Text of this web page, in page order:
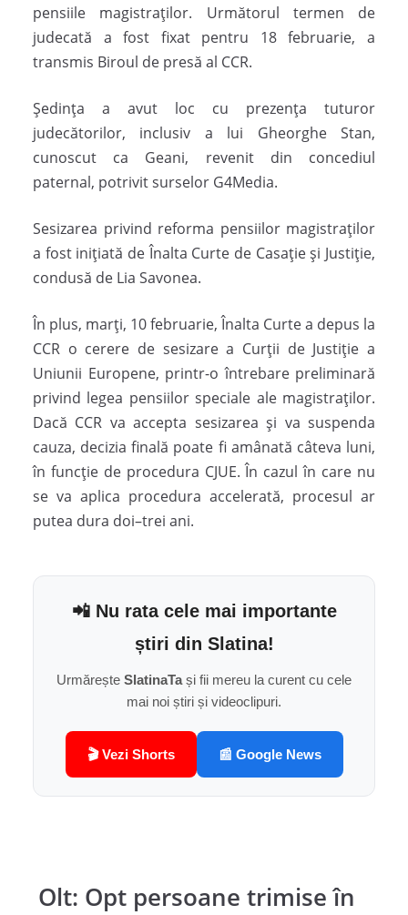
pensiile magistraților. Următorul termen de
judecată a fost fixat pentru 18 februarie, a
transmis Biroul de presă al CCR.
Ședința a avut loc cu prezența tuturor
judecătorilor, inclusiv a lui Gheorghe Stan,
cunoscut ca Geani, revenit din concediul
paternal, potrivit surselor G4Media.
Sesizarea privind reforma pensiilor magistraților
a fost inițiată de Înalta Curte de Casație și Justiție,
condusă de Lia Savonea.
În plus, marți, 10 februarie, Înalta Curte a depus la
CCR o cerere de sesizare a Curții de Justiție a
Uniunii Europene, printr-o întrebare preliminară
privind legea pensiilor speciale ale magistraților.
Dacă CCR va accepta sesizarea și va suspenda
cauza, decizia finală poate fi amânată câteva luni,
în funcție de procedura CJUE. În cazul în care nu
se va aplica procedura accelerată, procesul ar
putea dura doi–trei ani.
📲 Nu rata cele mai importante
știri din Slatina!
Urmărește SlatinaTași fii mereu la curent cu cele
mai noi știri și videoclipuri.
🎬 Vezi Shorts 📰 Google News
Olt: Opt persoane trimise în